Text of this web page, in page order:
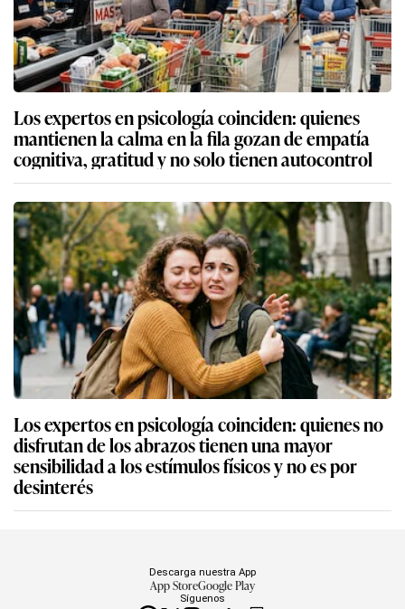
Los expertos en psicología coinciden: quienes
mantienen la calma en la fila gozan de empatía
cognitiva, gratitud y no solo tienen autocontrol
Los expertos en psicología coinciden: quienes no
disfrutan de los abrazos tienen una mayor
sensibilidad a los estímulos físicos y no es por
desinterés
Síguenos
Descarga nuestra App
App StoreGoogle Play